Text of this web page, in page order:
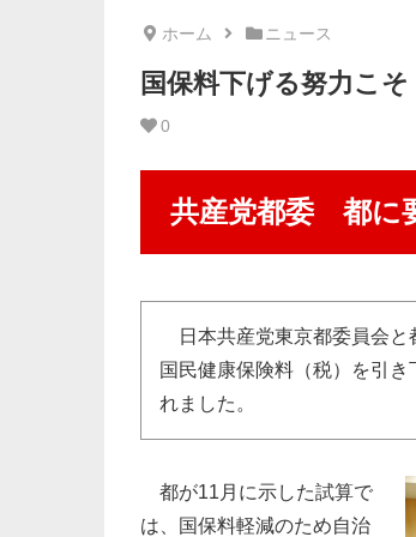
ホーム ニュース
国保料下げる努力こそ
0
共産党都委 都に
日本共産党東京都委員会と
国民健康保険料（税）を引
れました。
都が11月に示した試算で
は、国保料軽減のため自治